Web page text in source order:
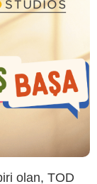
olan, TOD